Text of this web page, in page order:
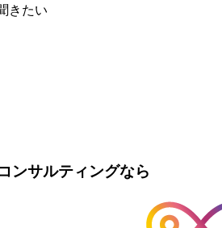
きたい
ンサルティングなら